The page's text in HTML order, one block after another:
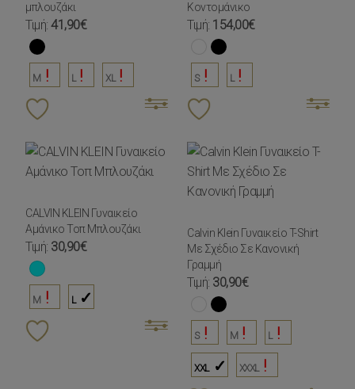
μπλουζάκι
Τιμή: 41,90€
M L XL
Κοντομάνικο
Τιμή: 154,00€
S L
CALVIN KLEIN Γυναικείο
Αμάνικο Τοπ Μπλουζάκι
Τιμή: 30,90€
M L
Calvin Klein Γυναικείο T-Shirt
Με Σχέδιο Σε Κανονική
Γραμμή
Τιμή: 30,90€
S M L
XXL XXXL